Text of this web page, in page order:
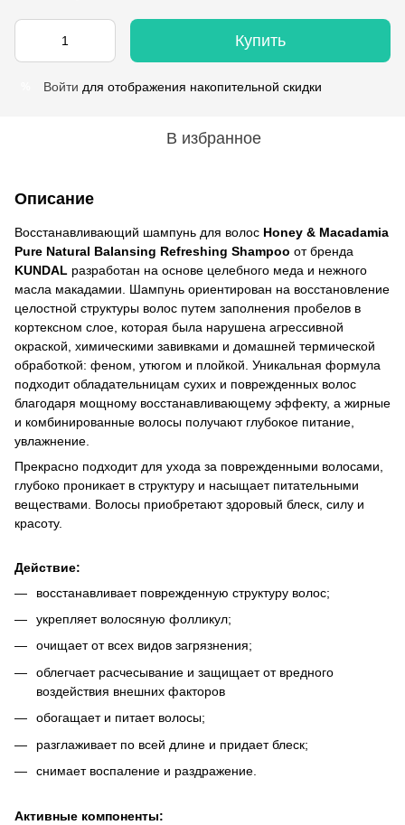
Купить
Войти для отображения накопительной скидки
В избранное
Описание
Восстанавливающий шампунь для волос Honey & Macadamia
Pure Natural Balansing Refreshing Shampoo от бренда
KUNDAL разработан на основе целебного меда и нежного
масла макадамии. Шампунь ориентирован на восстановление
целостной структуры волос путем заполнения пробелов в
кортексном слое, которая была нарушена агрессивной
окраской, химическими завивками и домашней термической
обработкой: феном, утюгом и плойкой. Уникальная формула
подходит обладательницам сухих и поврежденных волос
благодаря мощному восстанавливающему эффекту, а жирные
и комбинированные волосы получают глубокое питание,
увлажнение.
Прекрасно подходит для ухода за поврежденными волосами,
глубоко проникает в структуру и насыщает питательными
веществами. Волосы приобретают здоровый блеск, силу и
красоту.
Действие:
восстанавливает поврежденную структуру волос;
укрепляет волосяную фолликул;
очищает от всех видов загрязнения;
облегчает расчесывание и защищает от вредного
воздействия внешних факторов
обогащает и питает волосы;
разглаживает по всей длине и придает блеск;
снимает воспаление и раздражение.
Активные компоненты: